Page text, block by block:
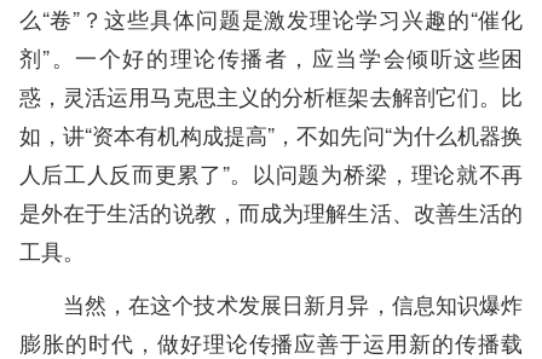
么“卷”？这些具体问题是激发理论学习兴趣的“催化
剂”。一个好的理论传播者，应当学会倾听这些困
惑，灵活运用马克思主义的分析框架去解剖它们。比
如，讲“资本有机构成提高”，不如先问“为什么机器换
人后工人反而更累了”。以问题为桥梁，理论就不再
是外在于生活的说教，而成为理解生活、改善生活的
工具。
当然，在这个技术发展日新月异，信息知识爆炸
膨胀的时代，做好理论传播应善于运用新的传播载